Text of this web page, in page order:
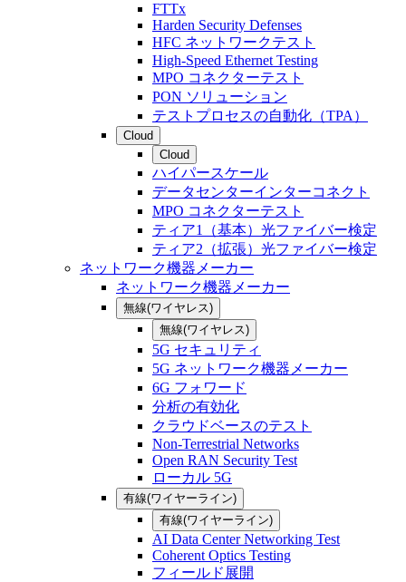
FTTx
Harden Security Defenses
HFC ネットワークテスト
High-Speed Ethernet Testing
MPO コネクターテスト
PON ソリューション
テストプロセスの自動化（TPA）
Cloud
Cloud
ハイパースケール
データセンターインターコネクト
MPO コネクターテスト
ティア1（基本）光ファイバー検定
ティア2（拡張）光ファイバー検定
ネットワーク機器メーカー
ネットワーク機器メーカー
無線(ワイヤレス)
無線(ワイヤレス)
5G セキュリティ
5G ネットワーク機器メーカー
6G フォワード
分析の有効化
クラウドベースのテスト
Non-Terrestrial Networks
Open RAN Security Test
ローカル 5G
有線(ワイヤーライン)
有線(ワイヤーライン)
AI Data Center Networking Test
Coherent Optics Testing
フィールド展開